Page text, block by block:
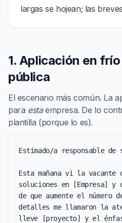
largas se hojean; las
1. Aplicación en
pública
El escenario más común. La
para estaempresa. De lo
plantilla (porque lo es).
Estimado/a responsable de
Esta mañana vi la vacante
soluciones en [Empresa]
de que aumente el número
detalles me llamaron la
lleve [proyecto] y el